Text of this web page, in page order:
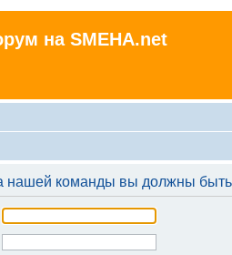
на SMEHA.net
нашей команды вы должны